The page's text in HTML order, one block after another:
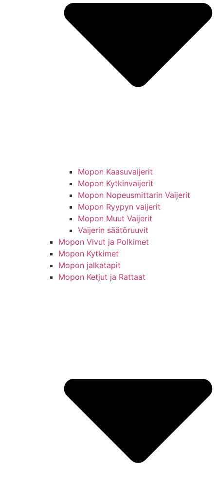
Mopon Kaasuvaijerit
Mopon Kytkinvaijerit
Mopon Nopeusmittarin Vaijerit
Mopon Ryypyn vaijerit
Mopon Muut Vaijerit
Vaijerin säätöruuvit
Mopon Vivut ja Polkimet
Mopon Kytkimet
Mopon jalkatapit
Mopon Ketjut ja Rattaat